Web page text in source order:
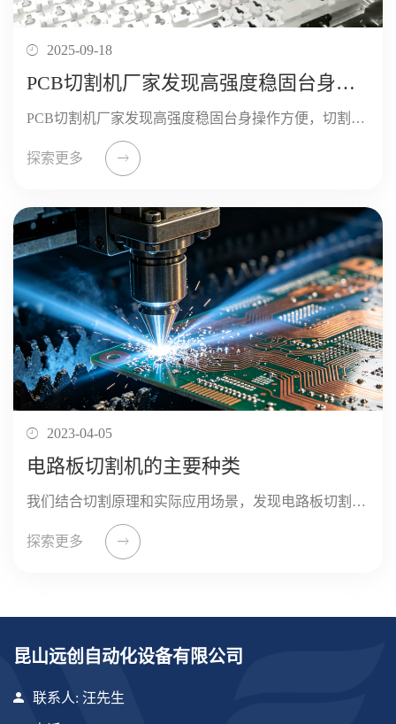
2025-09-18
PCB切割机厂家发现高强度稳固台身操作方便
PCB切割机厂家发现高强度稳固台身操作方便，切割不偏摆，机台粉体烤漆无毒性： FC台面：送料平顺，台面耐磨耗 超强切割能力：切割迅速 钻石切割片：切割面平整 可调整之平行边，亦可作角度切割...
探索更多
2023-04-05
电路板切割机的主要种类
我们结合切割原理和实际应用场景，发现电路板切割机主要分为机械切割类、激光切割类、手动/半自动切割类三大类，每类下包含多种细分机型，各自具备独特的技术特点和适用条件。 ...
探索更多
昆山远创自动化设备有限公司
联系人: 汪先生